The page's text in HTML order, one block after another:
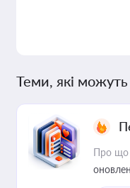
Теми, які можуть
Про що